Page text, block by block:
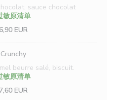
sauce chocolat
敏原清单
EUR
Crunchy
beurre salé, biscuit.
敏原清单
7,60 EUR